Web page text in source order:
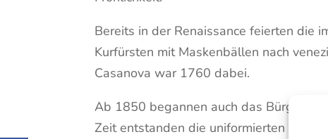
Bereits in der Renaissance feierten die
Kurfürsten mit Maskenbällen nach
Casanova war 1760 dabei.
Ab 1850 begannen auch das
Zeit entstanden die uniformierten